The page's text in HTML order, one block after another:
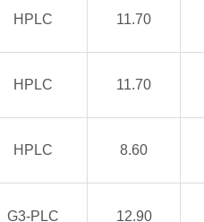
HPLC 11.70
HPLC 11.70
HPLC 8.60
G3-PLC 12.90